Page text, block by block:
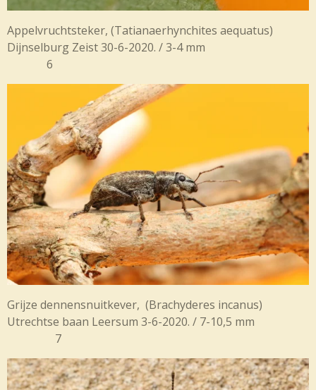
Appelvruchtsteker, (Tatianaerhynchites aequatus)
Dijnselburg Zeist 30-6-2020. / 3-4 mm
6
Grijze dennensnuitkever, (Brachyderes incanus)
Utrechtse baan Leersum 3-6-2020. / 7-10,5 mm
7